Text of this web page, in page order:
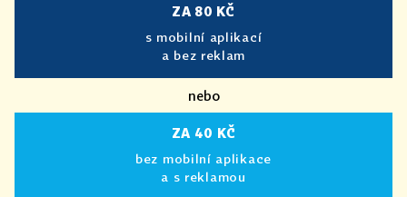
ZA 80 KČ
s mobilní aplikací
a bez reklam
nebo
ZA 40 KČ
bez mobilní aplikace
a s reklamou